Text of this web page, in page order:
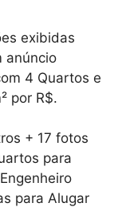
exibidas
anúncio
4 Quartos e
por R$.
+ 17 fotos
para
para Alugar